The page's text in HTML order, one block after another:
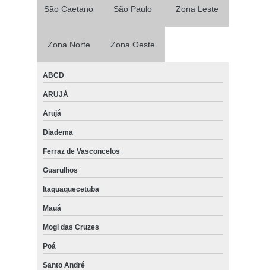
São Caetano São Paulo Zona Leste
Zona Norte Zona Oeste
ABCD
ARUJÁ
Arujá
Diadema
Ferraz de Vasconcelos
Guarulhos
Itaquaquecetuba
Mauá
Mogi das Cruzes
Poá
Santo André